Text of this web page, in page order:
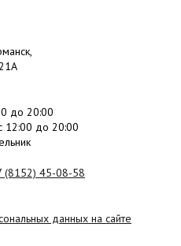
до 20:00
12:00 до 20:00
(8152) 45-08-58
данных на сайте